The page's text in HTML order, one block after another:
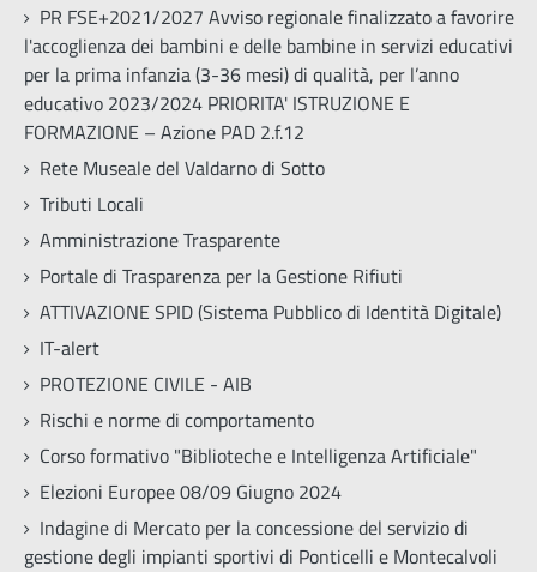
PR FSE+2021/2027 Avviso regionale finalizzato a favorire
l'accoglienza dei bambini e delle bambine in servizi educativi
per la prima infanzia (3-36 mesi) di qualità, per l’anno
educativo 2023/2024 PRIORITA' ISTRUZIONE E
FORMAZIONE – Azione PAD 2.f.12
Rete Museale del Valdarno di Sotto
Tributi Locali
Amministrazione Trasparente
Portale di Trasparenza per la Gestione Rifiuti
ATTIVAZIONE SPID (Sistema Pubblico di Identità Digitale)
IT-alert
PROTEZIONE CIVILE - AIB
Rischi e norme di comportamento
Corso formativo "Biblioteche e Intelligenza Artificiale"
Elezioni Europee 08/09 Giugno 2024
Indagine di Mercato per la concessione del servizio di
gestione degli impianti sportivi di Ponticelli e Montecalvoli